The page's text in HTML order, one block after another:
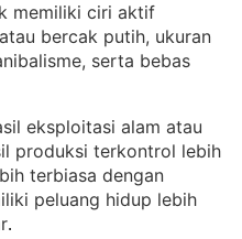
memiliki ciri aktif
bercak putih, ukuran
serta bebas
eksploitasi alam atau
produksi terkontrol lebih
terbiasa dengan
peluang hidup lebih
.